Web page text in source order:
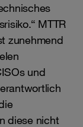
MTTR
zunehmend
und
diese nicht